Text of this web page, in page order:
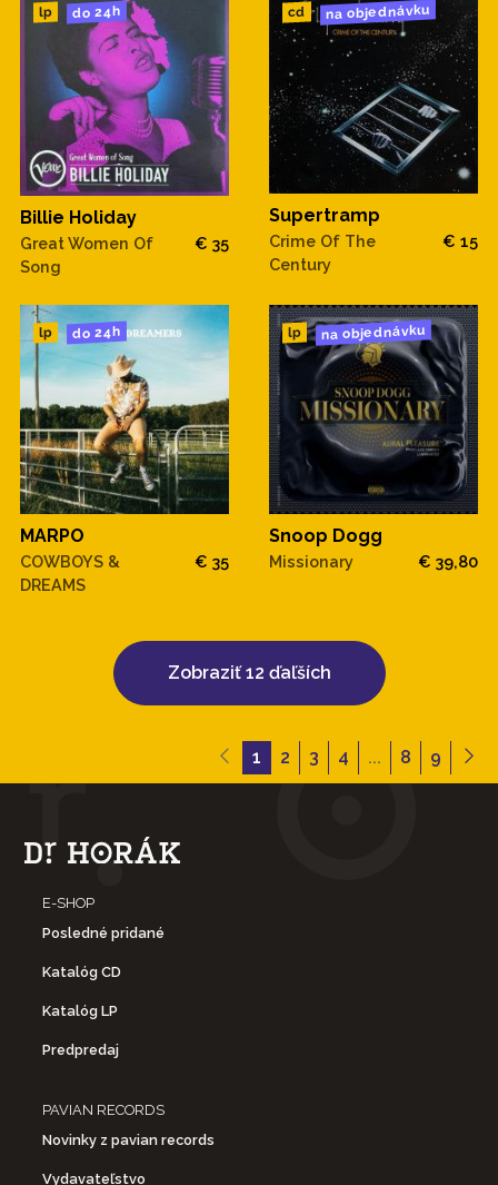
lp do 24h
Billie Holiday
Great Women Of
Song
€ 35
cd na objednávku
Supertramp
Crime Of The
Century
€ 15
lp do 24h
MARPO
COWBOYS &
DREAMS
€ 35
lp na objednávku
Snoop Dogg
Missionary € 39,80
Zobraziť 12 ďaľších
1 2 3 4 ... 8 9
E-SHOP
Posledné pridané
Katalóg CD
Katalóg LP
Predpredaj
PAVIAN RECORDS
Novinky z pavian records
Vydavateľstvo